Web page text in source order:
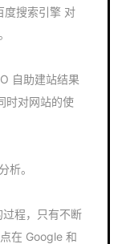
度搜索引擎 对
自助建站结果
时对网站的使
析。
程，只有不断
在 Google 和